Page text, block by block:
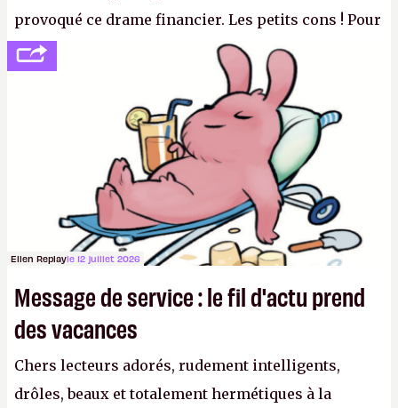
provoqué ce drame financier. Les petits cons ! Pour
se consoler, le PDG David Baszucki peut compter
sur le déblocage du jeu en Russie et l'explosion des
joueurs majeurs (+32 %). L'avenir appartient donc
aux adultes, qui ne sont jamais que des enfants
avec du pouvoir d'achat.P.
Ellen Replayle 12 juillet 2026
Message de service : le fil d'actu prend
des vacances
Chers lecteurs adorés, rudement intelligents,
drôles, beaux et totalement hermétiques à la